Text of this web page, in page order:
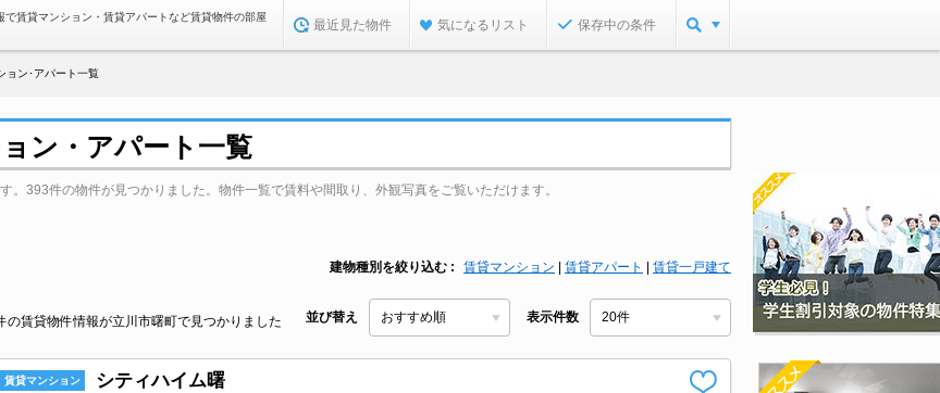
賃貸マンション・賃貸アパートなど賃貸物件の部屋
最近見た物件 気になるリスト 保存中の条件
ョン･アパート一覧
ン・アパート一覧
。393件の物件が見つかりました。物件一覧で賃料や間取り、外観写真をご覧いただけます。
建物種別を絞り込む 賃貸マンション 賃貸アパート 賃貸一戸建て
の賃貸物件情報が立川市曙町で見つかりました 並び替え 表示件数
賃貸マンション シティハイム曙